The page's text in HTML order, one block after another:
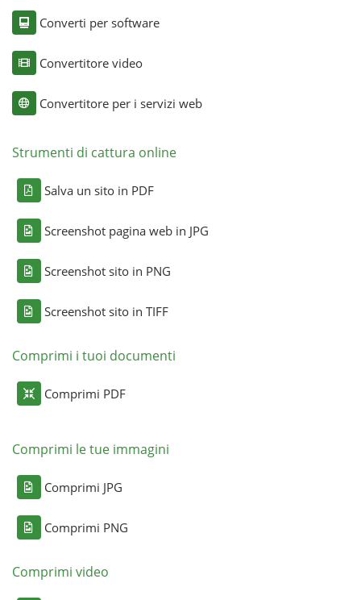
Converti per software
Convertitore video
Convertitore per i servizi web
Strumenti di cattura online
Salva un sito in PDF
Screenshot pagina web in JPG
Screenshot sito in PNG
Screenshot sito in TIFF
Comprimi i tuoi documenti
Comprimi PDF
Comprimi le tue immagini
Comprimi JPG
Comprimi PNG
Comprimi video